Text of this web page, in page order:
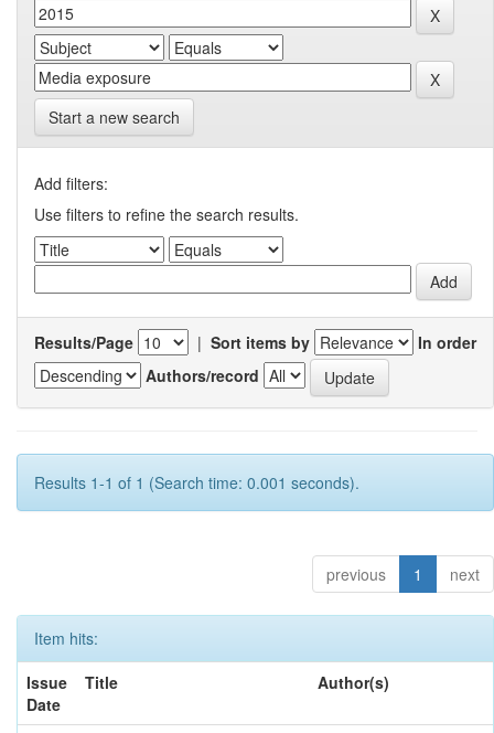
Start a new search
Add filters:
Use filters to refine the search results.
Results/Page | Sort items by
In order
Authors/record
Results 1-1 of 1 (Search time: 0.001 seconds).
previous 1 next
Item hits:
Issue
Date
Title Author(s)